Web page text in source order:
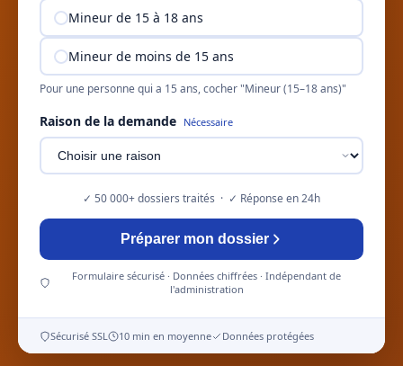
Mineur de 15 à 18 ans
Mineur de moins de 15 ans
Pour une personne qui a 15 ans, cocher "Mineur (15–18 ans)"
Raison de la demande Nécessaire
✓ 50 000+ dossiers traités · ✓ Réponse en 24h
Préparer mon dossier
Formulaire sécurisé · Données chiffrées · Indépendant de
l'administration
Sécurisé SSL 10 min en moyenne Données protégées